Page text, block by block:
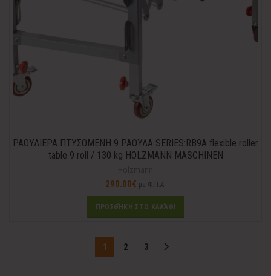
ΡΑΟΥΛΙΕΡΑ ΠΤΥΣΟΜΕΝΗ 9 ΡΑΟΥΛΑ SERIES:RB9A flexible roller
table 9 roll / 130 kg HOLZMANN MASCHINEN
290.00€ με Φ.Π.Α.
ΠΡΟΣΘΉΚΗ ΣΤΟ ΚΑΛΆΘΙ
1 2 3